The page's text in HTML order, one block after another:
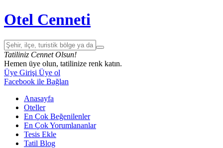
Otel Cenneti
Tatiliniz Cennet Olsun!
Hemen üye olun, tatilinize renk katın.
Üye Girişi Üye ol
Facebook ile Bağlan
Anasayfa
Oteller
En Çok Beğenilenler
En Çok Yorumlananlar
Tesis Ekle
Tatil Blog